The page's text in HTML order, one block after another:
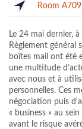
Room
Le 24 mai dernier,
Règlement général
boîtes mail ont été
une multitude
avec nous et à
personnelles. Ces
négociation puis
« business » au
avant le risque